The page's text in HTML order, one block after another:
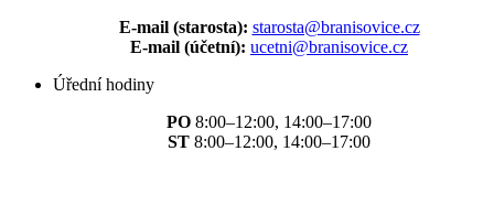
E-mail (starosta): starosta@branisovice.cz
E-mail (účetní): ucetni@branisovice.cz
Úřední hodiny
PO 8:00–12:00, 14:00–17:00
ST 8:00–12:00, 14:00–17:00